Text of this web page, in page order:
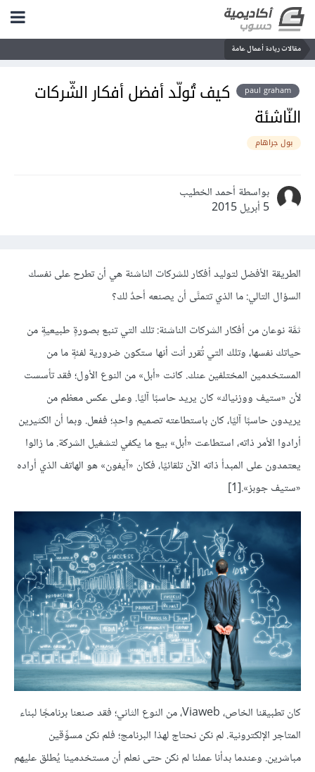
مقالات ريادة أعمال عامة
paul graham
كيف تُولّد أفضل أفكار الشّركات
النّاشئة
بول جراهام
بواسطة أحمد الخطيب
5 أبريل 2015
الطريقة الأفضل لتوليد أفكار للشركات الناشئة هي أن تطرح على نفسك
السؤال التالي: ما الذي تتمنَّى أن يصنعه أحدٌ لك؟
ثمَّة نوعان من أفكار الشركات الناشئة: تلك التي تنبع بصورةٍ طبيعيةٍ من
حياتك نفسها، وتلك التي تُقرر أنت أنها ستكون ضرورية لفئةٍ ما من
المستخدمين المختلفين عنك. كانت «أبل» من النوع الأول؛ فقد تأسست
لأن «ستيف ووزنياك» كان يريد حاسبًا آليًا. وعلى عكس معظم من
يريدون حاسبًا آليًا، كان باستطاعته تصميم واحدٍ؛ ففعل. وبما أن الكثيرين
أرادوا الأمر ذاته، استطاعت «أبل» بيع ما يكفي لتشغيل الشركة. ما زالوا
يعتمدون على المبدأ ذاته الآن تلقائيًا، فكان «آيفون» هو الهاتف الذي أراده
«ستيف جوبز».[1]
كان تطبيقنا الخاص، Viaweb، من النوع الثاني؛ فقد صنعنا برنامجًا لبناء
المتاجر الإلكترونية. لم نكن نحتاج لهذا البرنامج؛ فلم نكن مسوِّقين
مباشرين. وعندما بدأنا عملنا لم نكن حتى نعلم أن مستخدمينا يُطلق عليهم